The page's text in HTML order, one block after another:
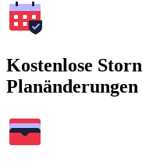
Kostenlose
Planänderungen